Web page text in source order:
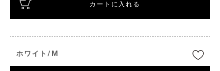
カートに入れる
ホワイト/M